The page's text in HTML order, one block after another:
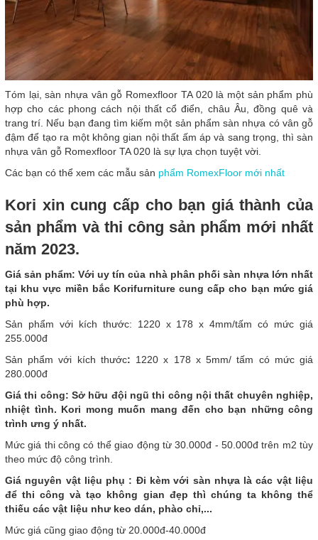
Tóm lại, sàn nhựa vân gỗ Romexfloor TA 020 là một sản phẩm phù
hợp cho các phong cách nội thất cổ điển, châu Âu, đồng quê và
trang trí. Nếu bạn đang tìm kiếm một sản phẩm sàn nhựa có vân gỗ
đậm để tạo ra một không gian nội thất ấm áp và sang trọng, thì sàn
nhựa vân gỗ Romexfloor TA 020 là sự lựa chọn tuyệt vời.
Các bạn có thể xem các mẫu sản phẩm RomexFloor mới nhất
Kori xin cung cấp cho bạn giá thành của
sản phẩm và thi công sản phẩm mới nhất
năm 2023.
Giá sản phẩm: Với uy tín của nhà phân phối sàn nhựa lớn nhất
tại khu vực miền bắc Korifurniture cung cấp cho bạn mức giá
phù hợp.
Sản phẩm với kích thước: 1220 x 178 x 4mm/tấm có mức giá
255.000đ
Sản phẩm với kích thước: 1220 x 178 x 5mm/ tấm có mức giá
280.000đ
Giá thi công: Sở hữu đội ngũ thi công nội thất chuyên nghiệp,
nhiệt tình. Kori mong muốn mang đến cho bạn những công
trình ưng ý nhất.
Mức giá thi công có thể giao động từ 30.000đ - 50.000đ trên m2 tùy
theo mức độ công trình.
Giá nguyên vật liệu phụ : Đi kèm với sàn nhựa là các vật liệu
để thi công và tạo không gian đẹp thì chúng ta không thể
thiếu các vật liệu như keo dán, phào chỉ,...
Mức giá cũng giao động từ 20.000đ-40.000đ